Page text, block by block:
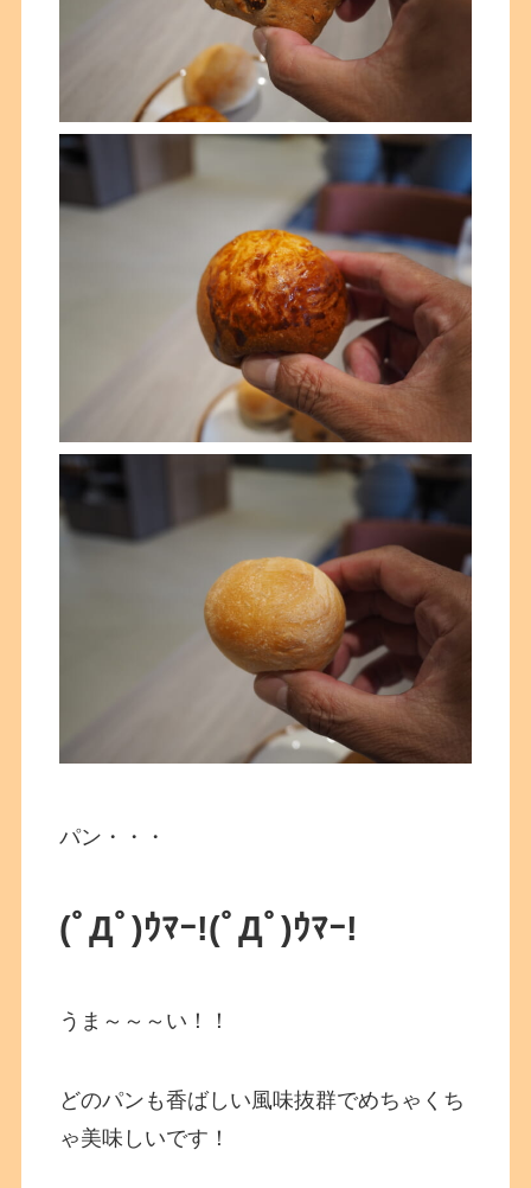
パン・・・
(ﾟДﾟ)ｳﾏｰ!(ﾟДﾟ)ｳﾏｰ!
うま～～～い！！
どのパンも香ばしい風味抜群でめちゃくち
ゃ美味しいです！